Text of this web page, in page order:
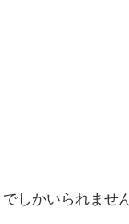
しかいられませ